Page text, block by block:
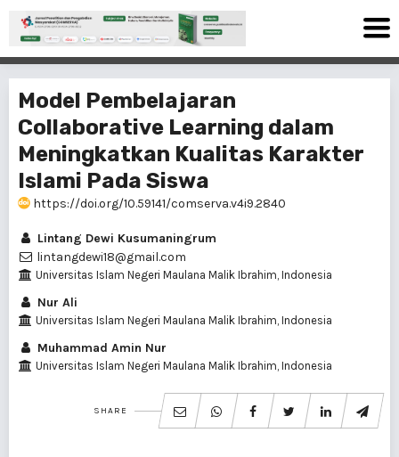
Model Pembelajaran
Collaborative Learning dalam
Meningkatkan Kualitas Karakter
Islami Pada Siswa
https://doi.org/10.59141/comserva.v4i9.2840
Lintang Dewi Kusumaningrum
lintangdewi18@gmail.com
Universitas Islam Negeri Maulana Malik Ibrahim, Indonesia
Nur Ali
Universitas Islam Negeri Maulana Malik Ibrahim, Indonesia
Muhammad Amin Nur
Universitas Islam Negeri Maulana Malik Ibrahim, Indonesia
SHARE